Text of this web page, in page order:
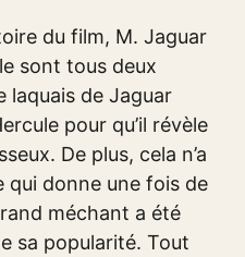
du film, M. Jaguar
sont tous deux
laquais de Jaguar
pour qu’il révèle
De plus, cela n’a
qui donne une fois de
méchant a été
sa popularité. Tout